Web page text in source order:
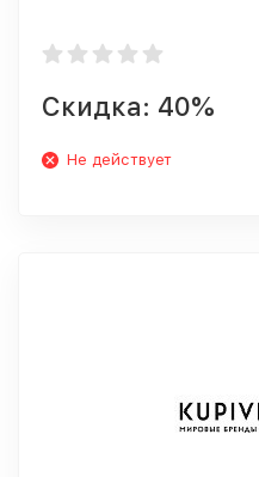
Скидка: 40%
Не действует